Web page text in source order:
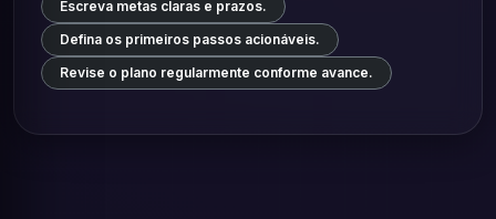
Escreva metas claras e prazos.
Defina os primeiros passos acionáveis.
Revise o plano regularmente conforme avance.